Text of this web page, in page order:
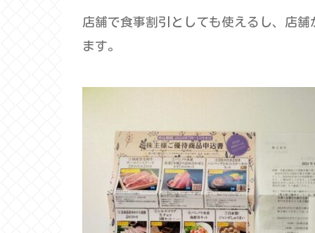
店舗で食事割引としても使えるし、店
ます。